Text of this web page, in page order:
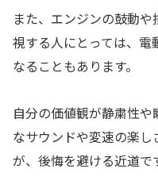
また、エンジンの鼓動
視する人にとっては、
なることもあります。
自分の価値観が静粛性
なサウンドや変速の楽
が、後悔を避ける近道で